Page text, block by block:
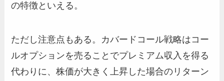
の特徴といえる。
ただし注意点もある。カバードコール戦略はコー
ルオプションを売ることでプレミアム収入を得る
代わりに、株価が大きく上昇した場合のリターン